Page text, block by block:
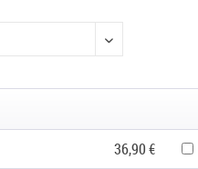
36,90 €